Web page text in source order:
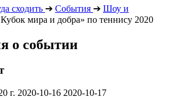
сходить ➔ События ➔ Шоу и
мира и добра» по теннису 2020
о событии
г. 2020-10-16 2020-10-17